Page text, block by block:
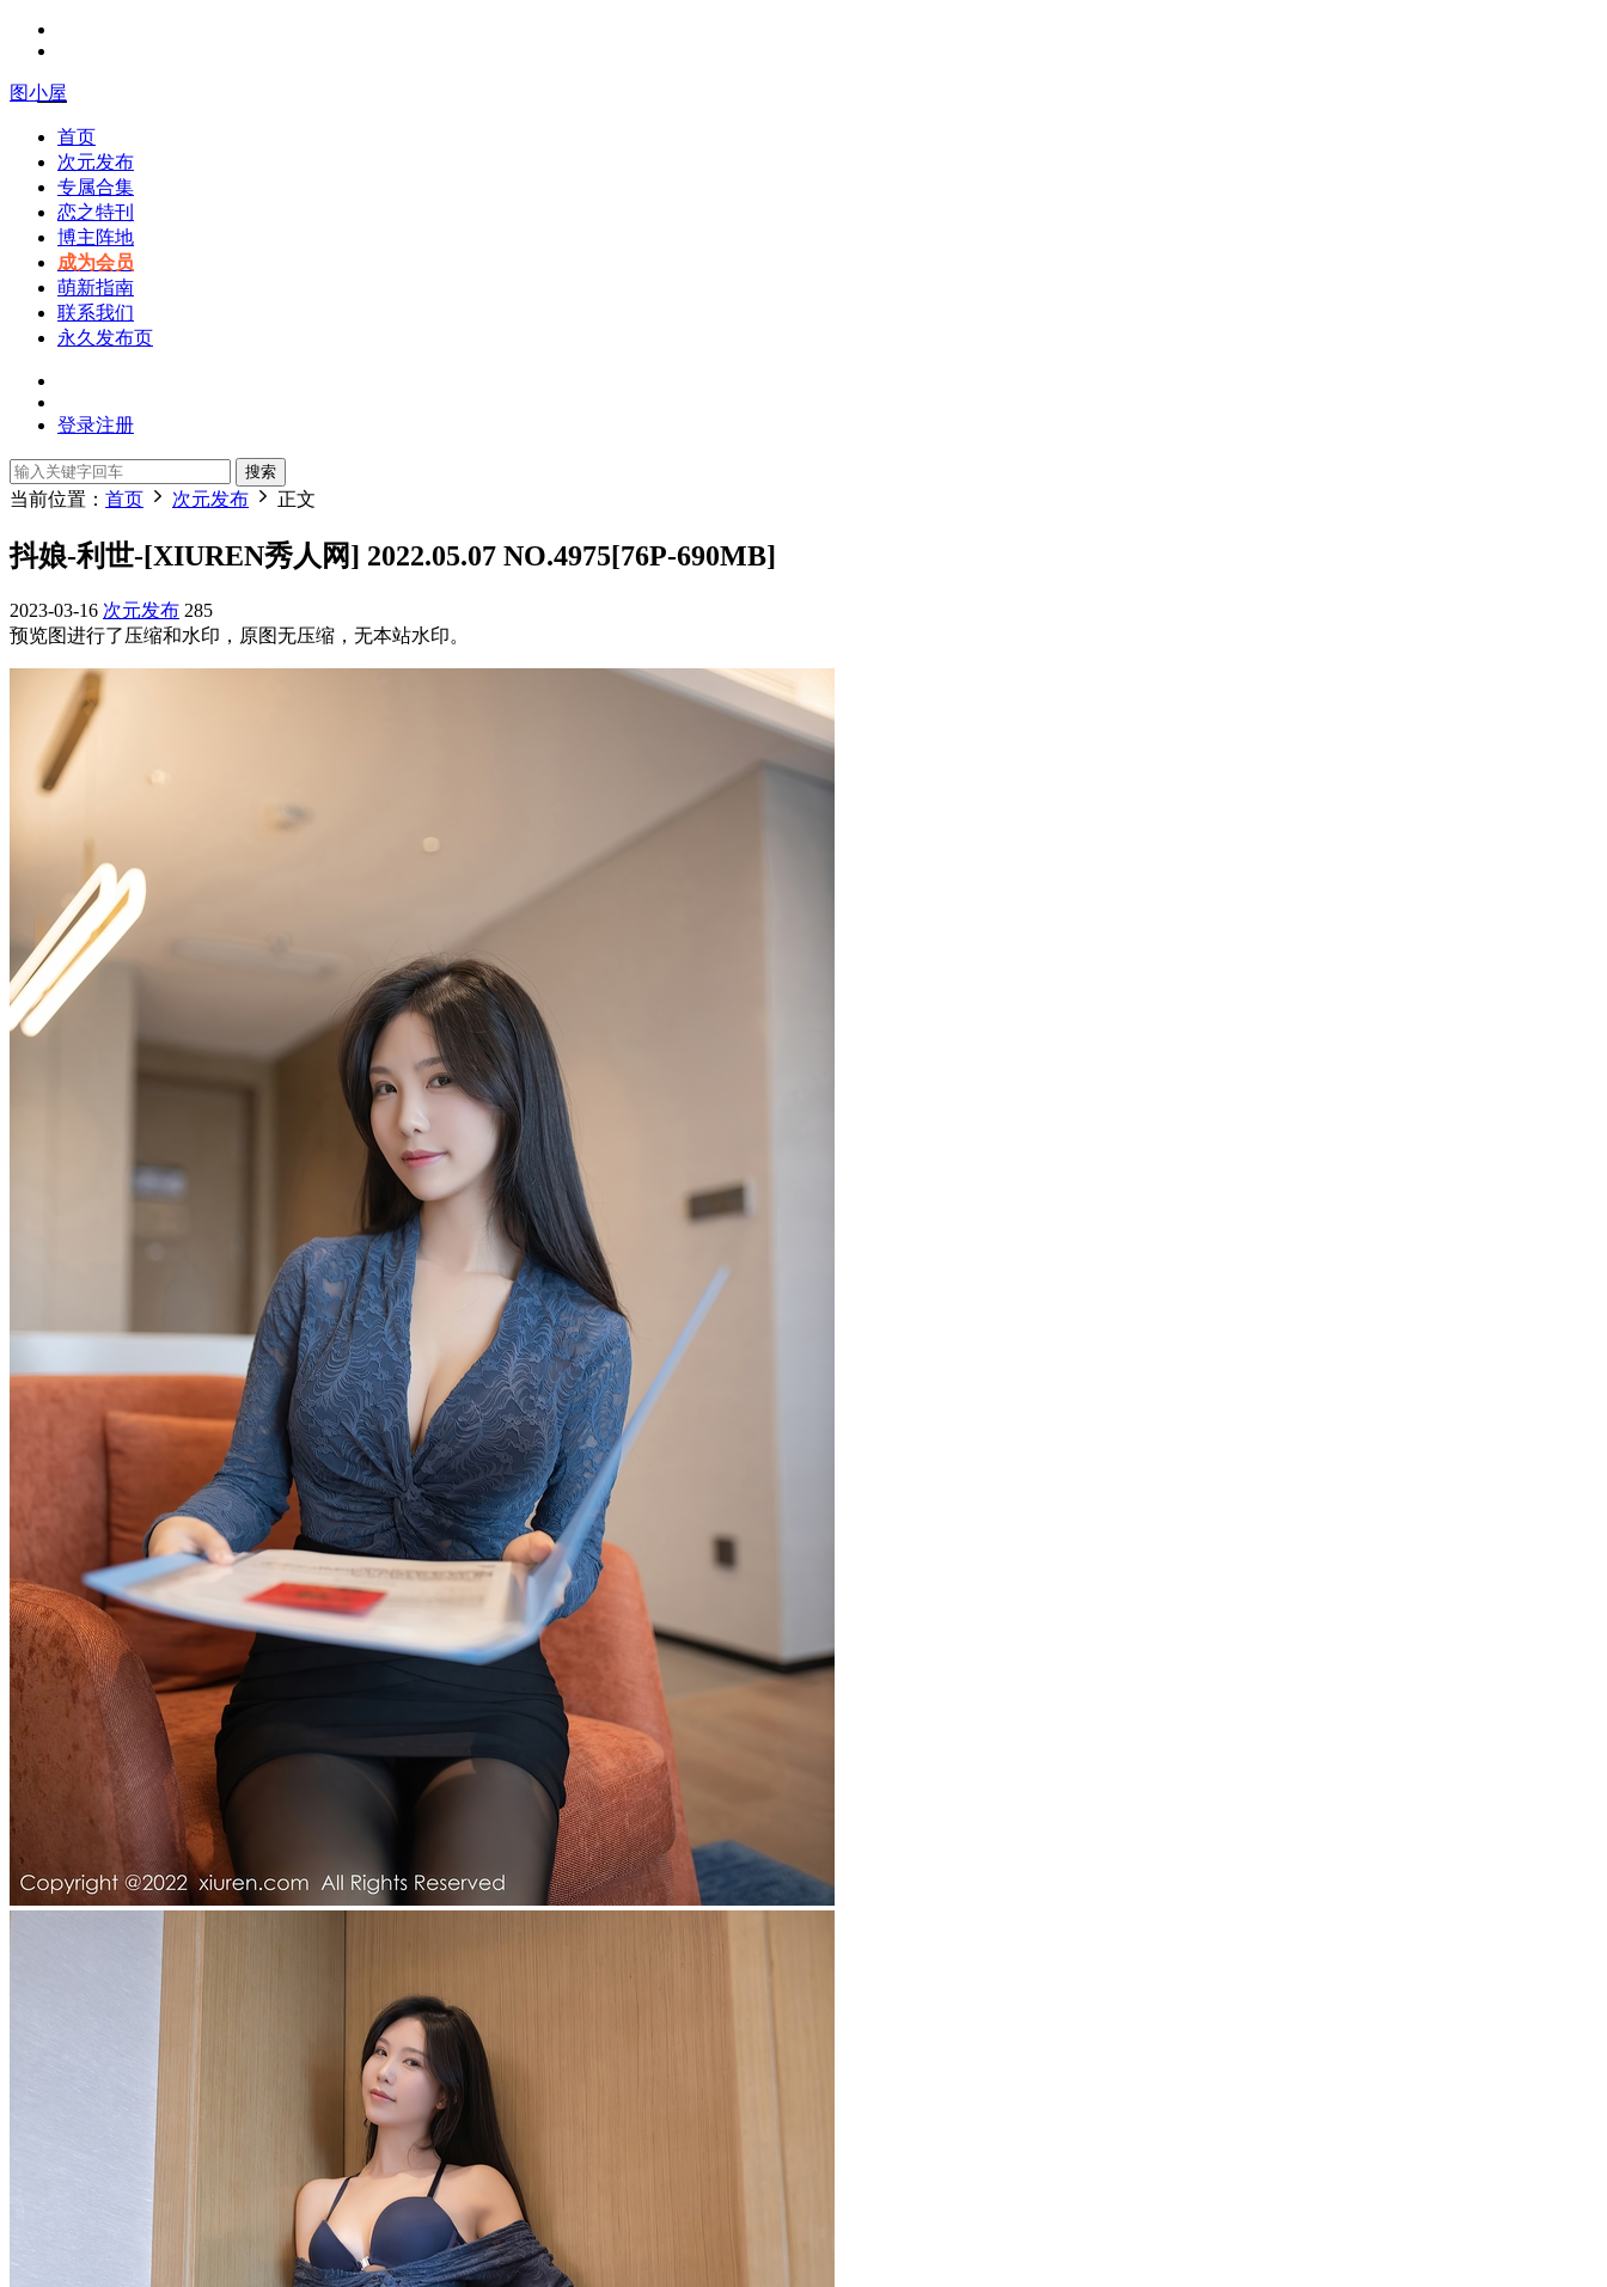
图小屋
首页
次元发布
专属合集
恋之特刊
博主阵地
成为会员
萌新指南
联系我们
永久发布页
登录注册
搜索
当前位置： 首页 次元发布 正文
抖娘-利世-[XIUREN秀人网] 2022.05.07 NO.4975[76P-690MB]
2023-03-16 次元发布 285
预览图进行了压缩和水印，原图无压缩，无本站水印。